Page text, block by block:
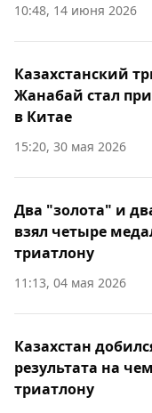
10:48, 14 июня 2026
Казахстанский
Жанабай стал
в Китае
15:20, 30 мая 2026
Два "золота" и
взял четыре
триатлону
11:13, 04 мая 2026
Казахстан
результата на
триатлону